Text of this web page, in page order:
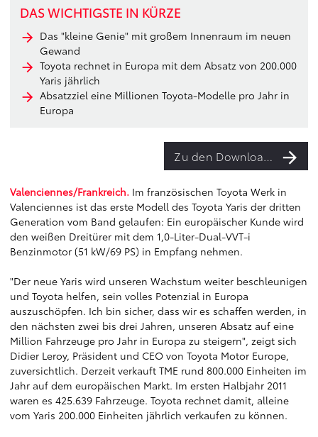
DAS WICHTIGSTE IN KÜRZE
Das "kleine Genie" mit großem Innenraum im neuen
Gewand
Toyota rechnet in Europa mit dem Absatz von 200.000
Yaris jährlich
Absatzziel eine Millionen Toyota-Modelle pro Jahr in
Europa
Zu den Downloads
Valenciennes/Frankreich. Im französischen Toyota Werk in
Valenciennes ist das erste Modell des Toyota Yaris der dritten
Generation vom Band gelaufen: Ein europäischer Kunde wird
den weißen Dreitürer mit dem 1,0-Liter-Dual-VVT-i
Benzinmotor (51 kW/69 PS) in Empfang nehmen.
"Der neue Yaris wird unseren Wachstum weiter beschleunigen
und Toyota helfen, sein volles Potenzial in Europa
auszuschöpfen. Ich bin sicher, dass wir es schaffen werden, in
den nächsten zwei bis drei Jahren, unseren Absatz auf eine
Million Fahrzeuge pro Jahr in Europa zu steigern", zeigt sich
Didier Leroy, Präsident und CEO von Toyota Motor Europe,
zuversichtlich. Derzeit verkauft TME rund 800.000 Einheiten im
Jahr auf dem europäischen Markt. Im ersten Halbjahr 2011
waren es 425.639 Fahrzeuge. Toyota rechnet damit, alleine
vom Yaris 200.000 Einheiten jährlich verkaufen zu können.